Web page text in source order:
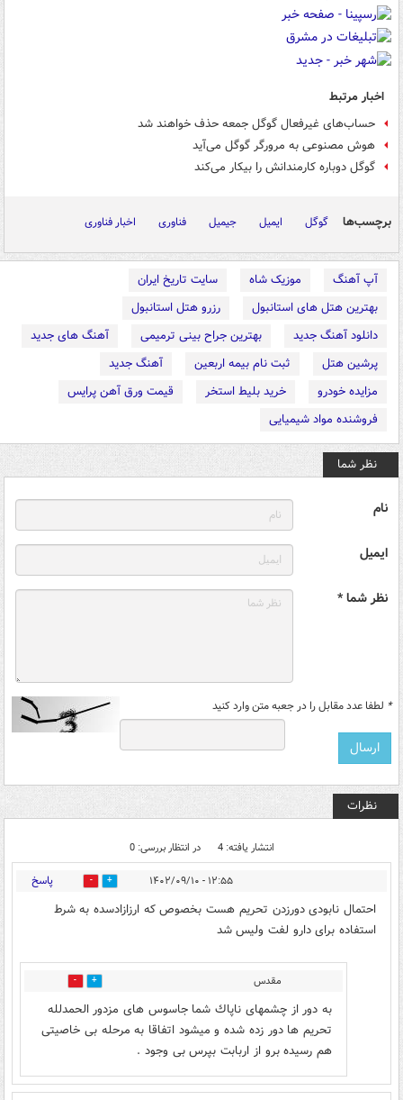
اخبار مرتبط
حساب‌های غیرفعال گوگل جمعه حذف خواهند شد
هوش مصنوعی به مرورگر گوگل می‌آید
گوگل دوباره کارمندانش را بیکار می‌کند
برچسب‌ها گوگل ایمیل جیمیل فناوری اخبار فناوری
آپ آهنگ موزیک شاه
سایت تاریخ ایران
بهترین هتل های استانبول
رزرو هتل استانبول
دانلود آهنگ جدید
بهترین جراح بینی ترمیمی
آهنگ های جدید
پرشین هتل
ثبت نام بیمه اربعین
آهنگ جدید
مزایده خودرو
خرید بلیط استخر
قیمت ورق آهن پرایس
فروشنده مواد شیمیایی
نظر شما
نام
ایمیل
نظر شما *
* لطفا عدد مقابل را در جعبه متن وارد کنید
نظرات
انتشار یافته: 4 در انتظار بررسی: 0
۱۲:۵۵ - ۱۴۰۲/۰۹/۱۰ 1 پاسخ
احتمال نابودی دورزدن تحریم هست بخصوص که ارزازادسده به شرط
استفاده برای دارو لفت ولیس شد
مقدس 1
به دور از چشمهاى ناپاك شما جاسوس هاى مزدور الحمدلله
تحريم ها دور زده شده و ميشود اتفاقا به مرحله بى خاصيتى
هم رسيده برو از اربابت بپرس بى وجود .